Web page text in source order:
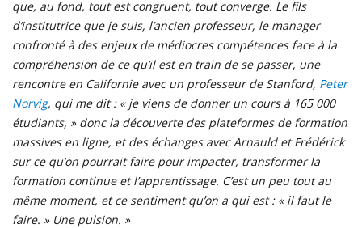
que, au fond, tout est congruent, tout converge. Le fils
d’institutrice que je suis, l’ancien professeur, le manager
confronté à des enjeux de médiocres compétences face à la
compréhension de ce qu’il est en train de se passer, une
rencontre en Californie avec un professeur de Stanford, Peter
Norvig, qui me dit : « je viens de donner un cours à 165 000
étudiants, » donc la découverte des plateformes de formation
massives en ligne, et des échanges avec Arnauld et Frédérick
sur ce qu’on pourrait faire pour impacter, transformer la
formation continue et l’apprentissage. C’est un peu tout au
même moment, et ce sentiment qu’on a qui est : « il faut le
faire. » Une pulsion. »